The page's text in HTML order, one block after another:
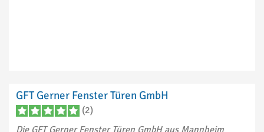
GFT Gerner Fenster Türen GmbH
(2)